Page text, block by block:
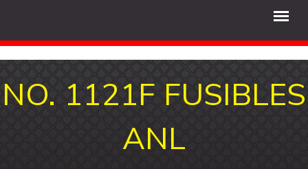
NO. 1121F FUSIBLES
ANL